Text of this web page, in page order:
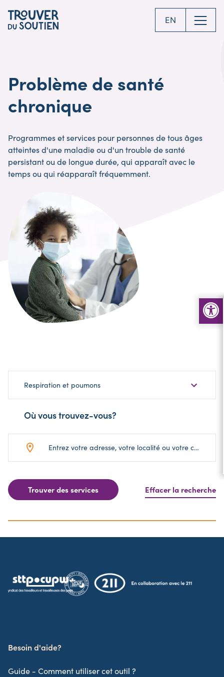
to
main
EN
Problème de santé
chronique
Programmes et services pour personnes de tous âges
atteintes d'une maladie ou d'un trouble de santé
persistant ou de longue durée, qui apparaît avec le
temps ou qui réapparaît fréquemment.
sous-
catégorie
Respiration et poumons
Où vous trouvez-vous?
Trouver des services Effacer la recherche
Besoin d'aide?
Guide - Comment utiliser cet outil ?